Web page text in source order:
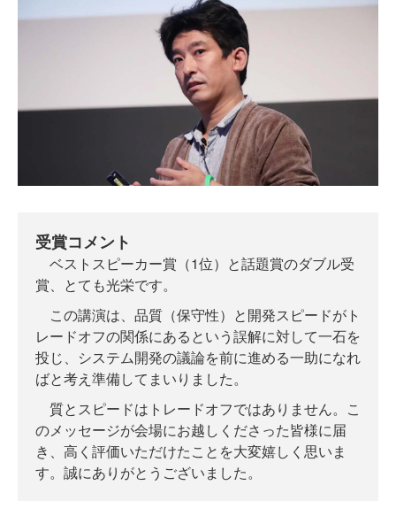
受賞コメント
ベストスピーカー賞（1位）と話題賞のダブル受
賞、とても光栄です。
‪この講演は、品質（保守性）と開発スピードがト
レードオフの関係にあるという誤解に対して一石を
投じ、システム開発の議論を前に進める一助になれ
ばと考え準備してまいりました。
質とスピードはトレードオフではありません。こ
のメッセージが会場にお越しくださった皆様に届
き、高く評価いただけたことを大変嬉しく思いま
す。‬誠にありがとうございました。